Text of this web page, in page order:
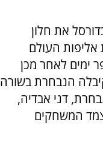
את חלון
העולם
ימים לאחר מכן
הנבחרת בשורה
דני אבדיה,
המשחקים